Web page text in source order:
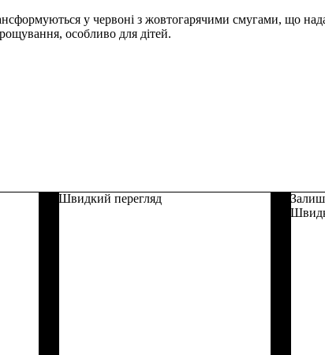
у червоні з жовтогарячими смугами, що
особливо для дітей.
Швидкий перегляд